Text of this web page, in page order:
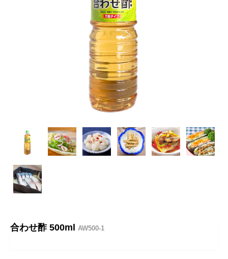
合わせ酢 500ml AW500-1